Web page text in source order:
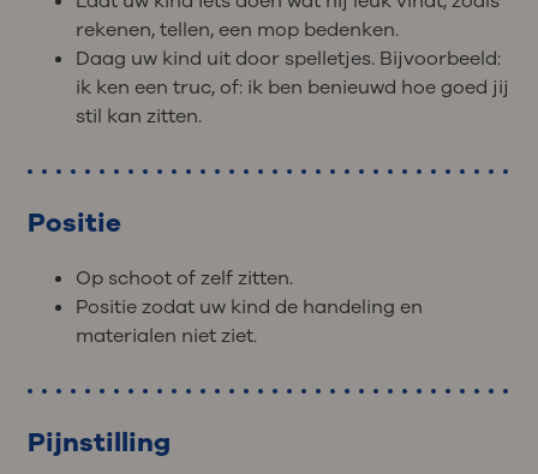
rekenen, tellen, een mop bedenken.
Daag uw kind uit door spelletjes. Bijvoorbeeld:
ik ken een truc, of: ik ben benieuwd hoe goed jij
stil kan zitten.
Positie
Op schoot of zelf zitten.
Positie zodat uw kind de handeling en
materialen niet ziet.
Pijnstilling